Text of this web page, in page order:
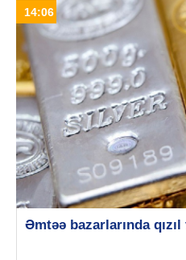
14:06
Əmtəə bazarlarında